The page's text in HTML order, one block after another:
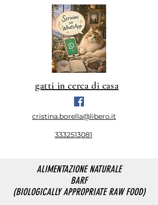
gatti in cerca di casa
cristina.borella@libero.it
3332513081
ALIMENTAZIONE NATURALE
BARF
(BIOLOGICALLY APPROPRIATE RAW FOOD)